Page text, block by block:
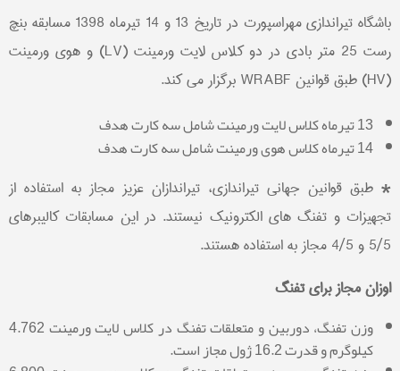
باشگاه تیراندازی مهراسپورت در تاریخ 13 و 14 تیرماه 1398 مسابقه بنچ
رست 25 متر بادی در دو کلاس لایت ورمینت (LV) و هوی ورمینت
(HV) طبق قوانین WRABF برگزار می کند.
13تیرماه کلاس لایت ورمینت شامل سه کارت هدف
14 تیرماه کلاس هوی ورمینت شامل سه کارت هدف
* طبق قوانین جهانی تیراندازی، تیراندازان عزیز مجاز به استفاده از
تجهیزات و تفنگ های الکترونیک نیستند. در این مسابقات کالیبرهای
5/5 و 4/5 مجاز به استفاده هستند.
اوزان مجاز برای تفنگ
وزن تفنگ، دوربین و متعلقاتتفنگ در کلاس لایت ورمینت 4.762
کیلوگرم و قدرت 16.2 ژول مجاز است.